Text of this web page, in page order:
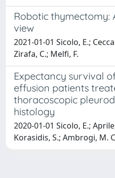
Robotic thymectomy:
view
2021-01-01 Sicolo, E.;
Zirafa, C.; Melfi, F.
Expectancy survival
effusion patients
thoracoscopic
histology
2020-01-01 Sicolo, E.;
Korasidis, S.; Ambrogi, M.